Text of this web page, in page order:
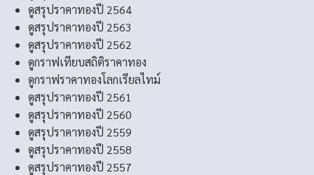
ดูสรุปราคาทองปี 2564
ดูสรุปราคาทองปี 2563
ดูสรุปราคาทองปี 2562
ดูกราฟเทียบสถิติราคาทอง
ดูกราฟราคาทองโลกเรียลไทม์
ดูสรุปราคาทองปี 2561
ดูสรุปราคาทองปี 2560
ดูสรุปราคาทองปี 2559
ดูสรุปราคาทองปี 2558
ดูสรุปราคาทองปี 2557